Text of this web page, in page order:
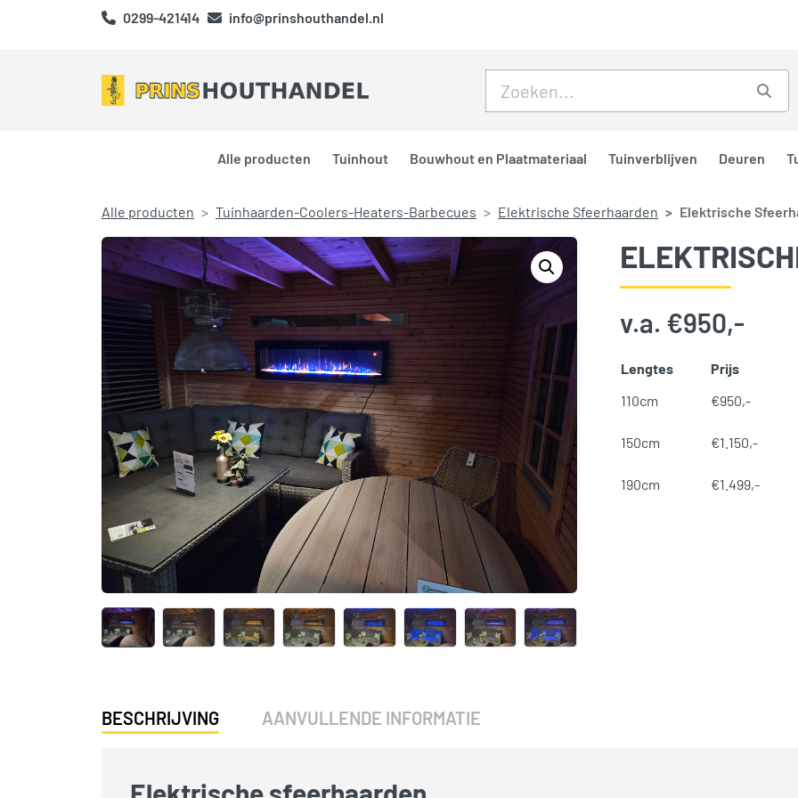
0299-421414 info@prinshouthandel.nl
Alle producten Tuinhout Bouwhout en Plaatmateriaal Tuinverblijven Deuren
Alle producten Tuinhaarden-Coolers-Heaters-Barbecues Elektrische Sfeerhaarden Elektrische
v.a. €950,-
Lengtes Prijs
110cm
€950,-
150cm €1.150,-
190cm €1.499,-
BESCHRIJVING AANVULLENDE INFORMATIE